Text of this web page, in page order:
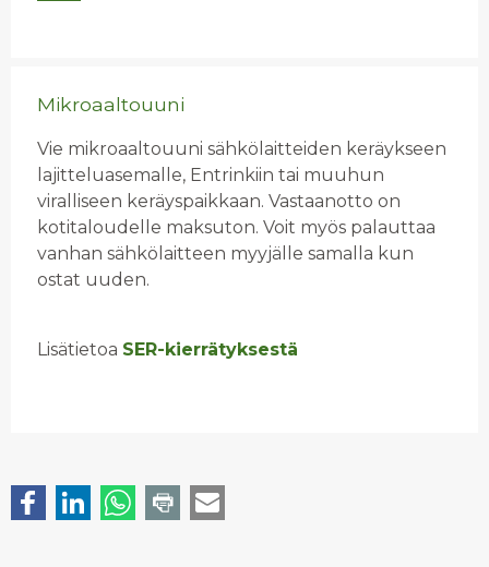
Mikroaaltouuni
Vie mikroaaltouuni sähkölaitteiden keräykseen
lajitteluasemalle, Entrinkiin tai muuhun
viralliseen keräyspaikkaan. Vastaanotto on
kotitaloudelle maksuton. Voit myös palauttaa
vanhan sähkölaitteen myyjälle samalla kun
ostat uuden.
Lisätietoa SER-kierrätyksestä